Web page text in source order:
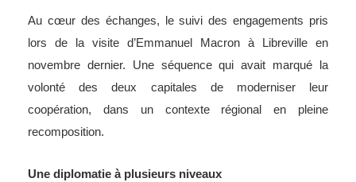
Au cœur des échanges, le suivi des engagements pris
lors de la visite d’Emmanuel Macron à Libreville en
novembre dernier. Une séquence qui avait marqué la
volonté des deux capitales de moderniser leur
coopération, dans un contexte régional en pleine
recomposition.
Une diplomatie à plusieurs niveaux